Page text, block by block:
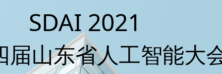
2021
届山东省人工智能大
人工智能大会